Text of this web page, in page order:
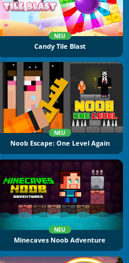
NEU
Candy Tile Blast
NEU
Noob Escape: One Level Again
NEU
Minecaves Noob Adventure